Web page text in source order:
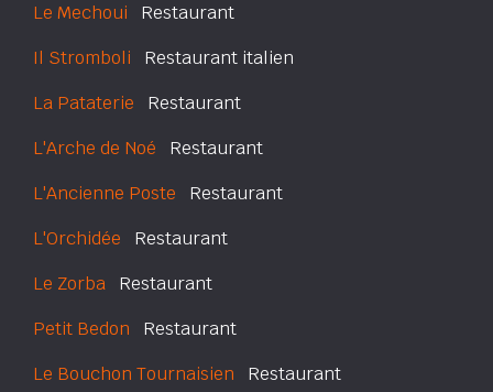
Le Mechoui Restaurant
Il Stromboli Restaurant italien
La Pataterie Restaurant
L'Arche de Noé Restaurant
L'Ancienne Poste Restaurant
L'Orchidée Restaurant
Le Zorba Restaurant
Petit Bedon Restaurant
Le Bouchon Tournaisien Restaurant